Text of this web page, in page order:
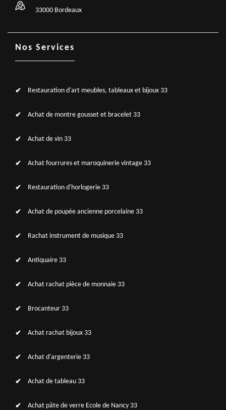
33000 Bordeaux
Nos Services
Restauration d'art meubles, tableaux et bijoux 33
Achat de montre gousset et bracelet 33
Achat de vin 33
Achat fourrures et maroquinerie vintage 33
Restauration d'horlogerie 33
Achat de poupée ancienne porcelaine 33
Rachat instrument de musique 33
Antiquaire 33
Achat rachat pièce de monnaie 33
Brocanteur 33
Achat rachat bijoux 33
Achat d'argenterie 33
Achat de tableau 33
Achat pâte de verre Ecole de Nancy 33